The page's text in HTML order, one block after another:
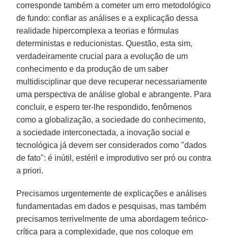
corresponde também a cometer um erro metodológico
de fundo: confiar as análises e a explicação dessa
realidade hipercomplexa a teorias e fórmulas
deterministas e reducionistas. Questão, esta sim,
verdadeiramente crucial para a evolução de um
conhecimento e da produção de um saber
multidisciplinar que deve recuperar necessariamente
uma perspectiva de análise global e abrangente. Para
concluir, e espero ter-lhe respondido, fenômenos
como a globalização, a sociedade do conhecimento,
a sociedade interconectada, a inovação social e
tecnológica já devem ser considerados como "dados
de fato": é inútil, estéril e improdutivo ser pró ou contra
a priori.
Precisamos urgentemente de explicações e análises
fundamentadas em dados e pesquisas, mas também
precisamos terrivelmente de uma abordagem teórico-
crítica para a complexidade, que nos coloque em